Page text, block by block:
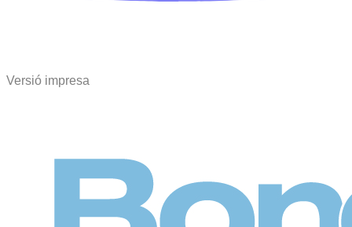
Versió impresa